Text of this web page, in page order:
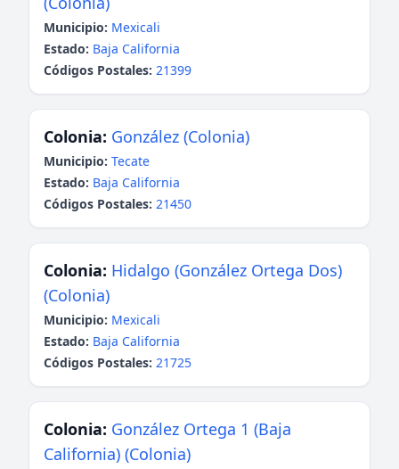
Municipio: Mexicali
Estado: Baja California
Códigos Postales: 21399
Colonia: González (Colonia)
Municipio: Tecate
Estado: Baja California
Códigos Postales: 21450
Colonia: Hidalgo (González Ortega Dos)
(Colonia)
Municipio: Mexicali
Estado: Baja California
Códigos Postales: 21725
Colonia: González Ortega 1 (Baja
California) (Colonia)